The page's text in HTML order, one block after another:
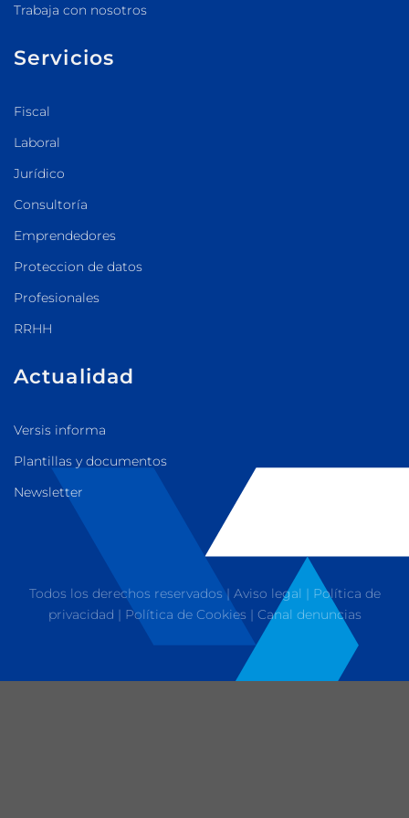
Trabaja con nosotros
Servicios
Fiscal
Laboral
Jurídico
Consultoría
Emprendedores
Proteccion de datos
Profesionales
RRHH
Actualidad
Versis informa
Plantillas y documentos
Newsletter
Todos los derechos reservados | Aviso legal | Política de
privacidad | Política de Cookies | Canal denuncias